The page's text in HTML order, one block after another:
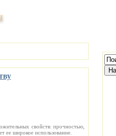
свойств: прочностью,
ее широкое использование.